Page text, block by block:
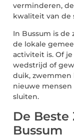
verminderen,
kwaliteit van de
In Bussum is
de lokale
activiteit is. Of
wedstrijd of
duik,
nieuwe
sluiten.
De
Bussum